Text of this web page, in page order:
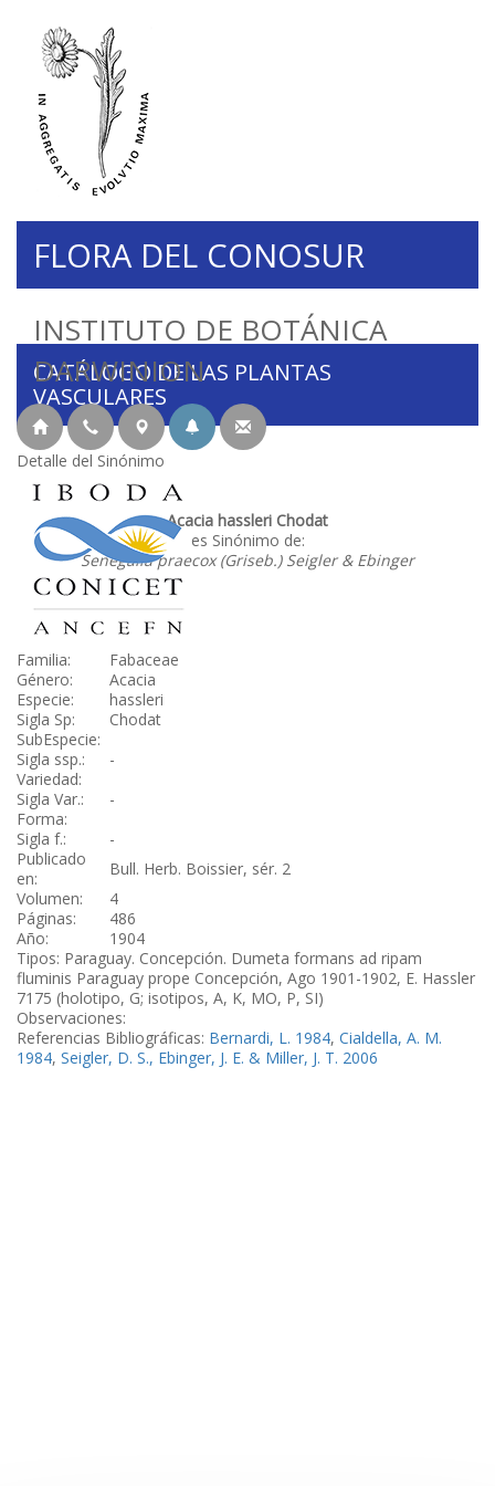
INSTITUTO DE BOTÁNICA
DARWINION
FLORA DEL CONOSUR
CATÁLOGO DE LAS PLANTAS
VASCULARES
Detalle del Sinónimo
Acacia hassleri Chodat
es Sinónimo de:
Senegalia praecox (Griseb.) Seigler & Ebinger
Familia:
Fabaceae
Género:
Acacia
Especie:
hassleri
Sigla Sp:
Chodat
SubEspecie:
Sigla ssp.:
-
Variedad:
Sigla Var.:
-
Forma:
Sigla f.:
-
Publicado
en:
Bull. Herb. Boissier, sér. 2
Volumen:
4
Páginas:
486
Año:
1904
Tipos: Paraguay. Concepción. Dumeta formans ad ripam
fluminis Paraguay prope Concepción, Ago 1901-1902, E. Hassler
7175 (holotipo, G; isotipos, A, K, MO, P, SI)
Observaciones:
Referencias Bibliográficas: Bernardi, L. 1984, Cialdella, A. M.
1984, Seigler, D. S., Ebinger, J. E. & Miller, J. T. 2006